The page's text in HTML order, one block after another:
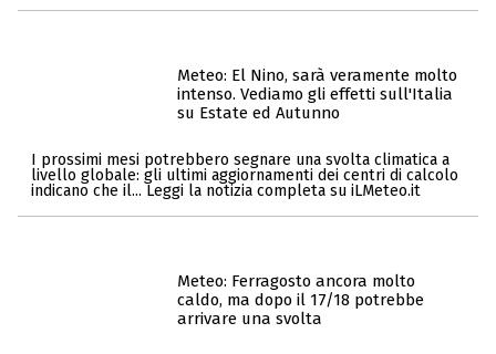
Meteo: El Nino, sarà veramente molto
intenso. Vediamo gli effetti sull'Italia
su Estate ed Autunno
I prossimi mesi potrebbero segnare una svolta climatica a
livello globale: gli ultimi aggiornamenti dei centri di calcolo
indicano che il... Leggi la notizia completa su iLMeteo.it
Meteo: Ferragosto ancora molto
caldo, ma dopo il 17/18 potrebbe
arrivare una svolta